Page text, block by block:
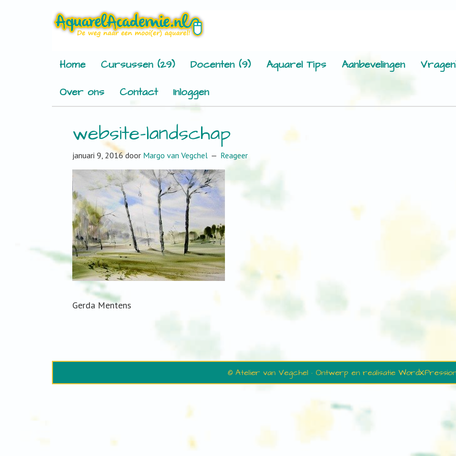
Home Cursussen (29) Docenten (9) Aquarel Tips Aanbevelingen
Over ons
Contact Inloggen
website-landschap
januari 9, 2016door Margo van Vegchel Reageer
Gerda Mentens
© Atelier van Vegchel · Ontwerp en realisatie WordXPression